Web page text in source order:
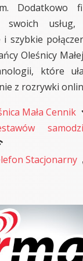
Dodatkowo
swoich
szybkie
Oleśnicy
które
z rozrywki
Mała Cennik
Stacjonarny